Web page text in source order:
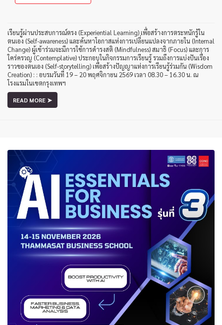
เรียนรู้ผ่านประสบการณ์ตรง (Experiential Learning) เพื่อสร้างการตระหนักรู้ใน
ตนเอง (Self-awareness) และค้นหาโอกาสแห่งการเปลี่ยนแปลงจากภายใน (Internal
Change) ผู้เข้าร่วมจะมีการใช้การดำรงสติ (Mindfulness) สมาธิ (Focus) และการ
ใคร่ครวญ (Contemplative) ประกอบในกิจกรรมการเรียนรู้ รวมถึงการแบ่งปันเรื่อง
ราวของตนเอง (Self-storytelling) เพื่อสร้างปัญญาแห่งการเรียนรู้ร่วมกัน (Wisdom
Creation) : : อบรมวันที่ 19 – 20 พฤศจิกายน 2569 เวลา 08.30 – 16.30 น. ณ
โรงแรมในเขตกรุงเทพฯ
READ MORE ➤